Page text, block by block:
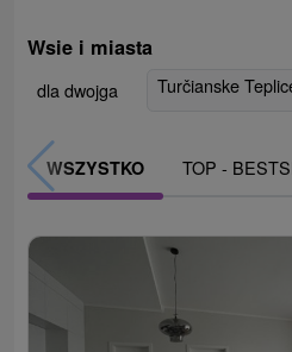
Wsie i miasta
dla dwojga Turčianske
WSZYSTKO TOP -